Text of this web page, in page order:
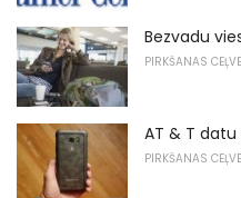
Bezvadu
PIRKŠANAS
AT & T
PIRKŠANAS